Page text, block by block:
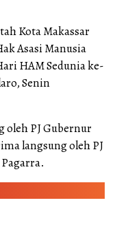
Kota Makassar
Asasi Manusia
HAM Sedunia ke-
Senin
oleh PJ Gubernur
langsung oleh PJ